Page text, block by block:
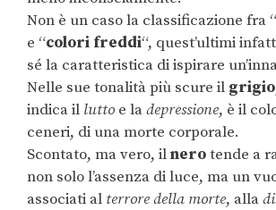
Non è un caso la classificazione fra “
e “colori freddi“, quest’ultimi
sé la caratteristica di ispirare
Nelle sue tonalità più scure il grigio
indica il lutto e ladepressione, è il
ceneri, di una morte corporale.
Scontato, ma vero, ilnerotende a
non solo l’assenza di luce, ma un
associati al terrore della morte, alla